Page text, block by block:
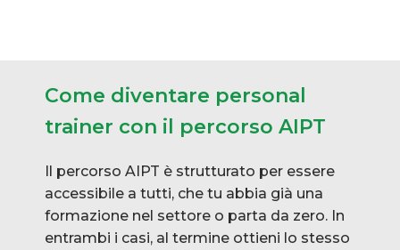
Come diventare personal
trainer con il percorso AIPT
Il percorso AIPT è strutturato per essere
accessibile a tutti, che tu abbia già una
formazione nel settore o parta da zero. In
entrambi i casi, al termine ottieni lo stesso